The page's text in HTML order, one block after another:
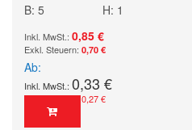
B: 5
H: 1
0,85 €
0,70 €
Ab
0,33 €
0,27 €